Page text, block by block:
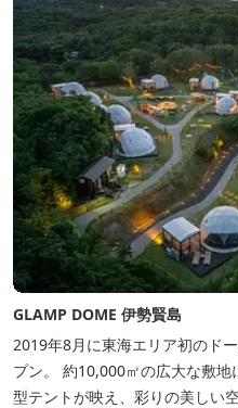
GLAMP DOME 伊勢賢島
2019年8月に東海エリア初のド
プン。 約10,000㎡の広大な敷
型テントが映え、彩りの美しい空間が待